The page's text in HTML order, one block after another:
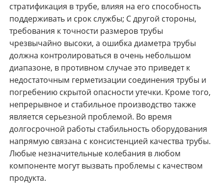
стратификация в трубе, влияя на его способность
поддерживать и срок службы; С другой стороны,
требования к точности размеров трубы
чрезвычайно высоки, а ошибка диаметра трубы
должна контролироваться в очень небольшом
диапазоне, в противном случае это приведет к
недостаточным герметизации соединения трубы и
погребению скрытой опасности утечки. Кроме того,
непрерывное и стабильное производство также
является серьезной проблемой. Во время
долгосрочной работы стабильность оборудования
напрямую связана с консистенцией качества трубы.
Любые незначительные колебания в любом
компоненте могут вызвать проблемы с качеством
продукта.